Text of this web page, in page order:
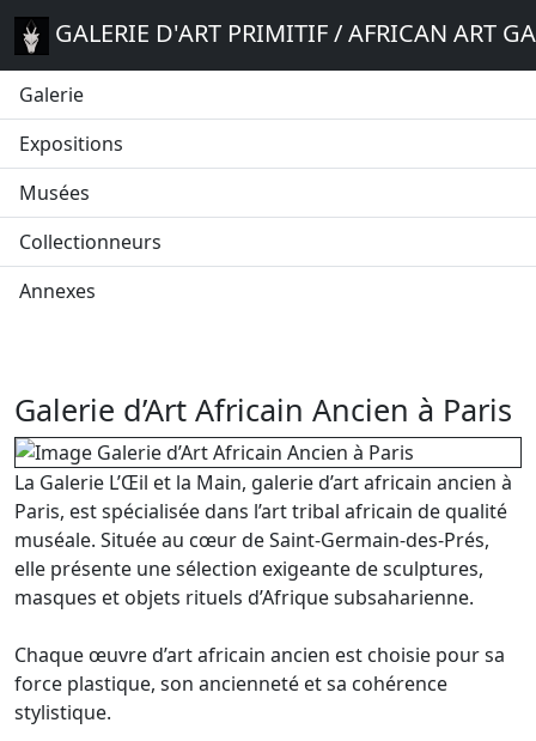
GALERIE D'ART PRIMITIF / AFRICAN ART
Galerie
Expositions
Musées
Collectionneurs
Annexes
Galerie d’Art Africain Ancien à Paris
La Galerie L’Œil et la Main, galerie d’art africain ancien à
Paris, est spécialisée dans l’art tribal africain de qualité
muséale. Située au cœur de Saint-Germain-des-Prés,
elle présente une sélection exigeante de sculptures,
masques et objets rituels d’Afrique subsaharienne.
Chaque œuvre d’art africain ancien est choisie pour sa
force plastique, son ancienneté et sa cohérence
stylistique.